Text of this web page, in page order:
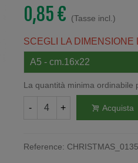
0,85 € (Tasse incl.)
SCEGLI LA DIMENSIONE
La quantità minima ordinabile
- + Acquista
Reference: CHRISTMAS_0135